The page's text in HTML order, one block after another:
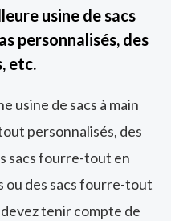
usine de sacs
personnalisés, des
etc.
usine de sacs à main
personnalisés, des
sacs fourre-tout en
ou des sacs fourre-tout
tenir compte de